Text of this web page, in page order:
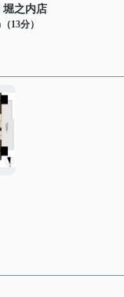
堀之内店
13分）